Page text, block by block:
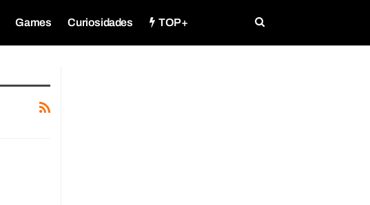
Games Curiosidades TOP+